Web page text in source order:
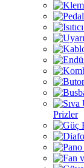
Prizler